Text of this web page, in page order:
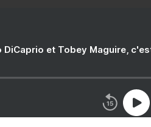
DiCaprio et Tobey Maguire,